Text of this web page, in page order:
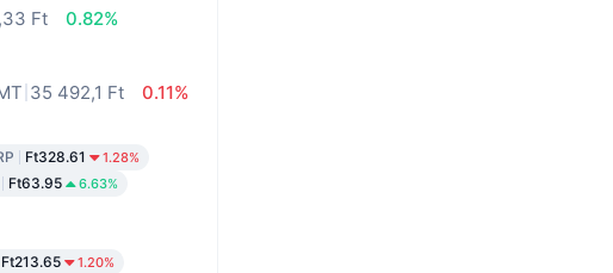
Ft
0.82%
35 492,1 Ft 0.11%
Ft328.61 1.28%
Ft63.95 6.63%
Ft213.65 1.20%